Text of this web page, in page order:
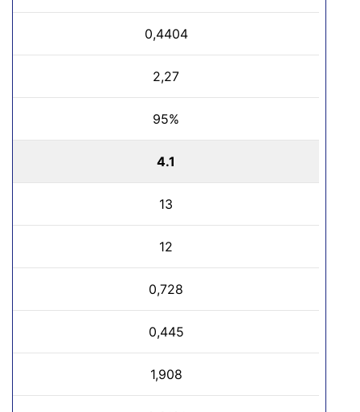
0,4404
2,27
95%
4.1
13
12
0,728
0,445
1,908